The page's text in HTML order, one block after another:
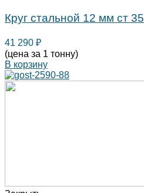
Круг стальной 12 мм ст 35
41 290 ₽
(цена за 1 тонну)
В корзину